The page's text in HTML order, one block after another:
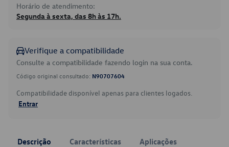
Horário de atendimento:
Segunda à sexta, das 8h às 17h.
Verifique a compatibilidade
Consulte a compatibilidade fazendo login na sua conta.
Código original consultado: N90707604
Compatibilidade disponível apenas para clientes logados.
Entrar
Descrição Características Aplicações